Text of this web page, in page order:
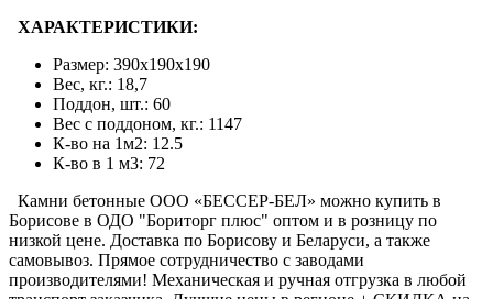
ХАРАКТЕРИСТИКИ:
Размер: 390х190х190
Вес, кг.: 18,7
Поддон, шт.: 60
Вес c поддоном, кг.: 1147
К-во на 1м2: 12.5
К-во в 1 м3: 72
Камни бетонные ООО «БЕССЕР-БЕЛ» можно купить в
Борисове в ОДО "Бориторг плюс" оптом и в розницу по
низкой цене. Доставка по Борисову и Беларуси, а также
самовывоз. Прямое сотрудничество с заводами
производителями! Механическая и ручная отгрузка в любой